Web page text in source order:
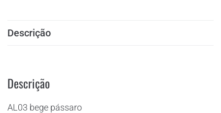
Descrição
Descrição
AL03 bege pássaro